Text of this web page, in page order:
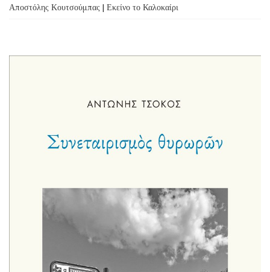
Αποστόλης Κουτσούμπας | Εκείνο το Καλοκαίρι